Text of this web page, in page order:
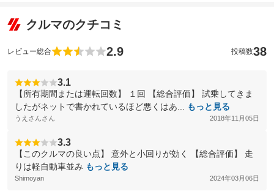
クルマのクチコミ
レビュー総合 2.9 投稿数38
3.1
【所有期間または運転回数】 １回 【総合評価】 試乗してきま
したがネットで書かれているほど悪くはあ...
もっと見る
うえさんさん 2018年11月05日
3.3
【このクルマの良い点】 意外と小回りが効く 【総合評価】 走
りは軽自動車並み もっと見る
Shimoyan 2024年03月06日